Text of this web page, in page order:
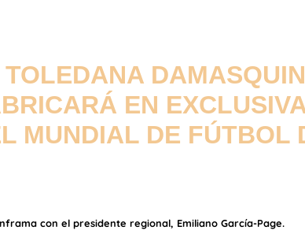
EN
MUNDIAL DE FÚTBOL
con el presidente regional, Emiliano García-Page.